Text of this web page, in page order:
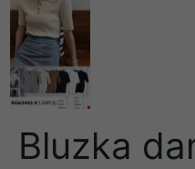
Bluzka